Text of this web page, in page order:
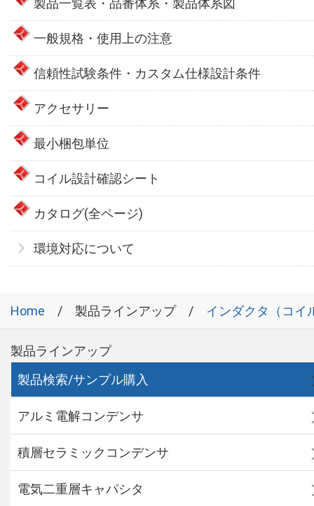
製品一覧表・品番体系・製品体系図
一般規格・使用上の注意
信頼性試験条件・カスタム仕様設計条件
アクセサリー
最小梱包単位
コイル設計確認シート
カタログ(全ページ)
環境対応について
Home 製品ラインアップ インダクタ（コイ
製品ラインアップ
製品検索/サンプル購入
アルミ電解コンデンサ
積層セラミックコンデンサ
電気二重層キャパシタ